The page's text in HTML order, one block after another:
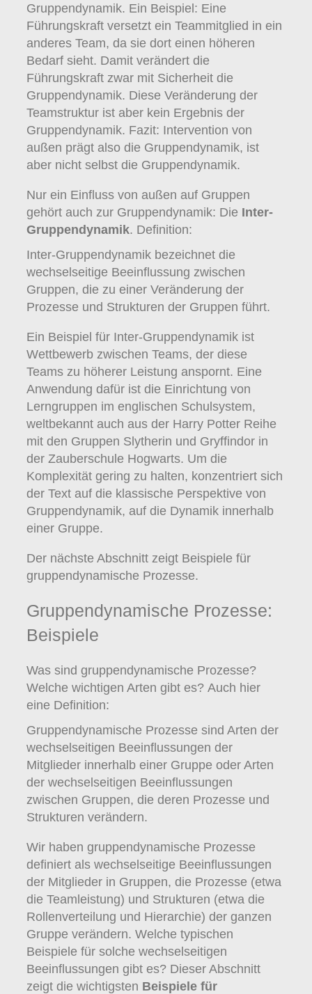
Gruppendynamik. Ein Beispiel: Eine
Führungskraft versetzt ein Teammitglied in ein
anderes Team, da sie dort einen höheren
Bedarf sieht. Damit verändert die
Führungskraft zwar mit Sicherheit die
Gruppendynamik. Diese Veränderung der
Teamstruktur ist aber kein Ergebnis der
Gruppendynamik. Fazit: Intervention von
außen prägt also die Gruppendynamik, ist
aber nicht selbst die Gruppendynamik.
Nur ein Einfluss von außen auf Gruppen
gehört auch zur Gruppendynamik: Die Inter-
Gruppendynamik. Definition:
Inter-Gruppendynamik bezeichnet die
wechselseitige Beeinflussung zwischen
Gruppen, die zu einer Veränderung der
Prozesse und Strukturen der Gruppen führt.
Ein Beispiel für Inter-Gruppendynamik ist
Wettbewerb zwischen Teams, der diese
Teams zu höherer Leistung anspornt. Eine
Anwendung dafür ist die Einrichtung von
Lerngruppen im englischen Schulsystem,
weltbekannt auch aus der Harry Potter Reihe
mit den Gruppen Slytherin und Gryffindor in
der Zauberschule Hogwarts. Um die
Komplexität gering zu halten, konzentriert sich
der Text auf die klassische Perspektive von
Gruppendynamik, auf die Dynamik innerhalb
einer Gruppe.
Der nächste Abschnitt zeigt Beispiele für
gruppendynamische Prozesse.
Gruppendynamische Prozesse:
Beispiele
Was sind gruppendynamische Prozesse?
Welche wichtigen Arten gibt es? Auch hier
eine Definition:
Gruppendynamische Prozesse sind Arten der
wechselseitigen Beeinflussungen der
Mitglieder innerhalb einer Gruppe oder Arten
der wechselseitigen Beeinflussungen
zwischen Gruppen, die deren Prozesse und
Strukturen verändern.
Wir haben gruppendynamische Prozesse
definiert als wechselseitige Beeinflussungen
der Mitglieder in Gruppen, die Prozesse (etwa
die Teamleistung) und Strukturen (etwa die
Rollenverteilung und Hierarchie) der ganzen
Gruppe verändern. Welche typischen
Beispiele für solche wechselseitigen
Beeinflussungen gibt es? Dieser Abschnitt
zeigt die wichtigsten Beispiele für